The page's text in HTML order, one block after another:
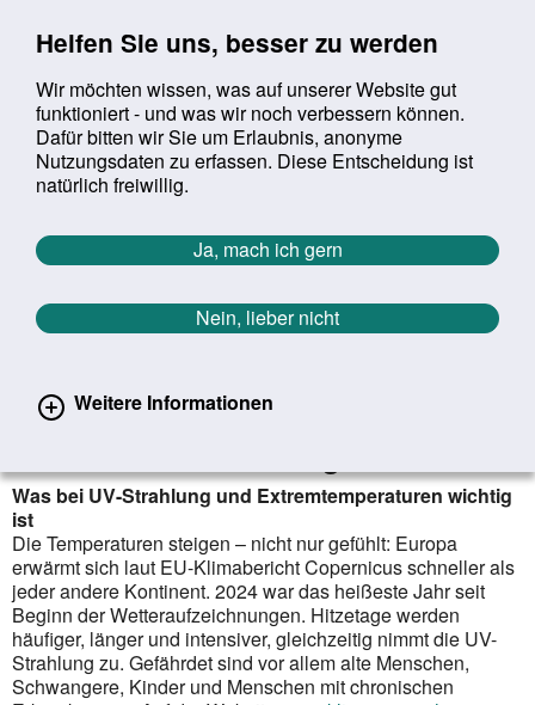
Helfen Sie uns, besser zu werden
Wir möchten wissen, was auf unserer Website gut
funktioniert - und was wir noch verbessern können.
Dafür bitten wir Sie um Erlaubnis, anonyme
Nutzungsdaten zu erfassen. Diese Entscheidung ist
natürlich freiwillig.
Ja, mach ich gern
Nein, lieber nicht
Weitere Informationen
Suchbegriff:
Sie befinden sich hier:
Startseite Aktuelles Aktuelle Meldungen
Aktuelle Meldungen
Zurück zur Übersicht erster
vorheriger
157/1627
Gesund trotz Hitze: Mit kühlem Kopf
Was bei UV-Strahlung und Extremtemperaturen wichtig
ist
Die Temperaturen steigen – nicht nur gefühlt: Europa
erwärmt sich laut EU-Klimabericht Copernicus schneller als
jeder andere Kontinent. 2024 war das heißeste Jahr seit
Beginn der Wetteraufzeichnungen. Hitzetage werden
häufiger, länger und intensiver, gleichzeitig nimmt die UV-
Strahlung zu. Gefährdet sind vor allem alte Menschen,
Schwangere, Kinder und Menschen mit chronischen